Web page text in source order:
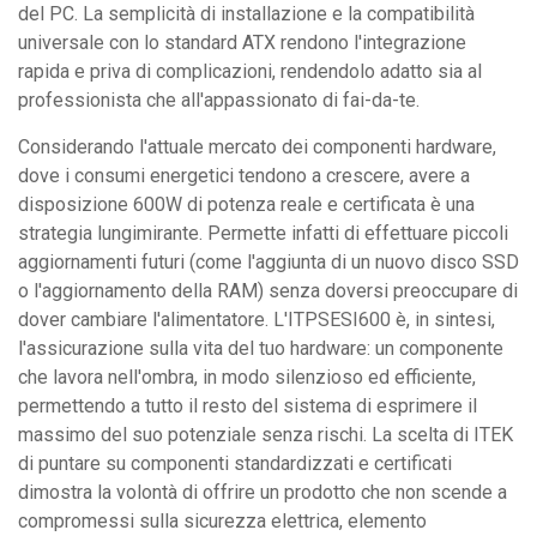
del PC. La semplicità di installazione e la compatibilità
universale con lo standard ATX rendono l'integrazione
rapida e priva di complicazioni, rendendolo adatto sia al
professionista che all'appassionato di fai-da-te.
Considerando l'attuale mercato dei componenti hardware,
dove i consumi energetici tendono a crescere, avere a
disposizione 600W di potenza reale e certificata è una
strategia lungimirante. Permette infatti di effettuare piccoli
aggiornamenti futuri (come l'aggiunta di un nuovo disco SSD
o l'aggiornamento della RAM) senza doversi preoccupare di
dover cambiare l'alimentatore. L'ITPSESI600 è, in sintesi,
l'assicurazione sulla vita del tuo hardware: un componente
che lavora nell'ombra, in modo silenzioso ed efficiente,
permettendo a tutto il resto del sistema di esprimere il
massimo del suo potenziale senza rischi. La scelta di ITEK
di puntare su componenti standardizzati e certificati
dimostra la volontà di offrire un prodotto che non scende a
compromessi sulla sicurezza elettrica, elemento